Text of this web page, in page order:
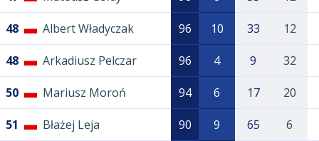
48 Albert Władyczak 96 10 33 12
48 Arkadiusz Pelczar 96 4 9 32
50 Mariusz Moroń 94 6 17 20
51 Błażej Leja 90 9 65 6